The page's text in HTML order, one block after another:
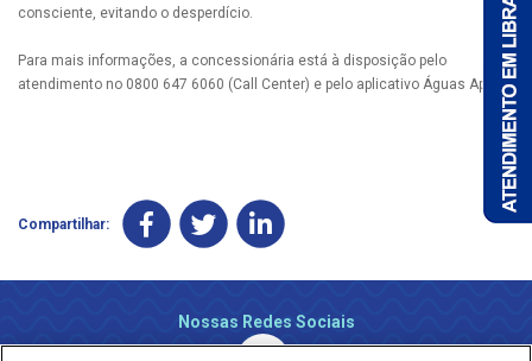
consciente, evitando o desperdício.
Para mais informações, a concessionária está à disposição pelo
atendimento no 0800 647 6060 (Call Center) e pelo aplicativo Águas App.
Compartilhar:
Nossas Redes Sociais